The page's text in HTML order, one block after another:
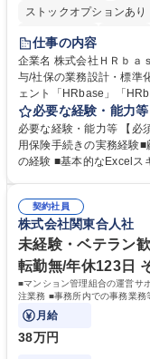
ストックオプションあり
時短勤務あり
服装自由
仕事の内容
企業名 株式会社ＨＲｂａｓｅ 求人名 【フルリモート/フルフレッ
与/社保の業務設計・標準化担当ポジション
ェント「HRbase」「
のオペレーション設計担
業務設計やシステム設定へと
は】・業務オペレーショ
ションの洗い出し、ルー
（年調等の年次業務など） 募集職種 【フルリモート/フルフレックス】給
与/社保の業務設計・標準
必要な経験・能力等
必要な経験・能力等 【必
用保険手続きの実務経験
の経験 ■基本的なExcelスキ
る設計にとどまらず、ご
を実行する機会もあり、
す。 学歴・資格 学歴：大学院 大学 高専 短大 専修学校 高校 語学力： 資
格：
契約社員
株式会社関東合人社
未経験・ベテラン
転勤無/年休123日
■マンション管理組合の運営サ
注業務 ■事務所内での事務業
月給
38万円